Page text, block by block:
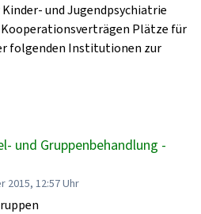
und Jugendpsychiatrie
Plätze für
folgenden Institutionen zur
und Gruppenbehandlung -
2015, 12:57 Uhr